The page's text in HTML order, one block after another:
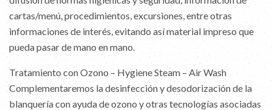
cartas/menú, procedimientos, excursiones, entre otras
informaciones de interés, evitando así material impreso que
pueda pasar de mano en mano.
Tratamiento con Ozono – Hygiene Steam – Air Wash
Complementaremos la desinfección y desodorización de la
blanquería con ayuda de ozono y otras tecnologías asociadas